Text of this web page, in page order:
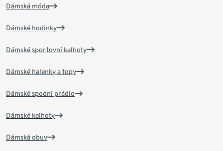
Dámská móda
Dámské hodinky
Dámské sportovní kalhoty
Dámské halenky a topy
Dámské spodní prádlo
Dámské kalhoty
Dámská obuv